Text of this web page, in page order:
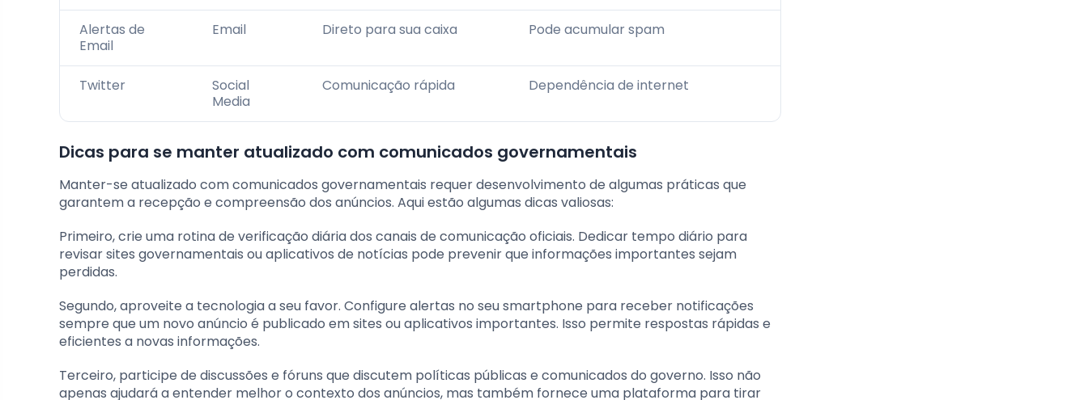
Alertas de
Email
Email Direto para sua caixa Pode acumular spam
Twitter
Social
Media
Comunicação rápida Dependência de internet
Dicas para se manter atualizado com comunicados governamentais
Manter-se atualizado com comunicados governamentais requer desenvolvimento de algumas práticas que
garantem a recepção e compreensão dos anúncios. Aqui estão algumas dicas valiosas:
Primeiro, crie uma rotina de verificação diária dos canais de comunicação oficiais. Dedicar tempo diário para
revisar sites governamentais ou aplicativos de notícias pode prevenir que informações importantes sejam
perdidas.
Segundo, aproveite a tecnologia a seu favor. Configure alertas no seu smartphone para receber notificações
sempre que um novo anúncio é publicado em sites ou aplicativos importantes. Isso permite respostas rápidas e
eficientes a novas informações.
Terceiro, participe de discussões e fóruns que discutem políticas públicas e comunicados do governo. Isso não
apenas ajudará a entender melhor o contexto dos anúncios, mas também fornece uma plataforma para tirar